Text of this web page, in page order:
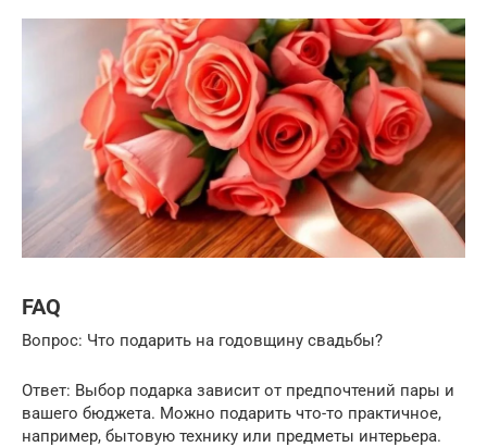
FAQ
Вопрос: Что подарить на годовщину свадьбы?
Ответ: Выбор подарка зависит от предпочтений пары и
вашего бюджета. Можно подарить что-то практичное,
например, бытовую технику или предметы интерьера.